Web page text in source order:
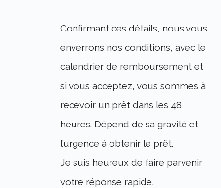
Confirmant ces détails, nous vous
enverrons nos conditions, avec le
calendrier de remboursement et
si vous acceptez, vous sommes à
recevoir un prêt dans les 48
heures. Dépend de sa gravité et
l’urgence à obtenir le prêt.
Je suis heureux de faire parvenir
votre réponse rapide,